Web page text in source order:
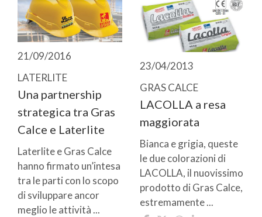
21/09/2016
LATERLITE
Una partnership
strategica tra Gras
Calce e Laterlite
Laterlite e Gras Calce
hanno firmato un’intesa
tra le parti con lo scopo
di sviluppare ancor
meglio le attività ...
23/04/2013
GRAS CALCE
LACOLLA a resa
maggiorata
Bianca e grigia, queste
le due colorazioni di
LACOLLA, il nuovissimo
prodotto di Gras Calce,
estremamente ...